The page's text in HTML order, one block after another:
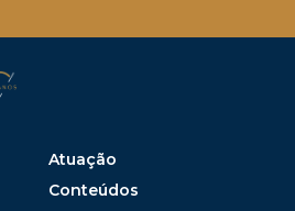
Atuação
Conteúdos